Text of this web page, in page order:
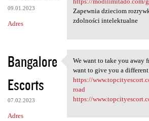
09.01.2023
Adres
Zapewnia dzieciom
zdolności intelektualne
Bangalore
Escorts
07.02.2023
Adres
We want to take you
We want to take you away
want to give you a
https://
road
https://